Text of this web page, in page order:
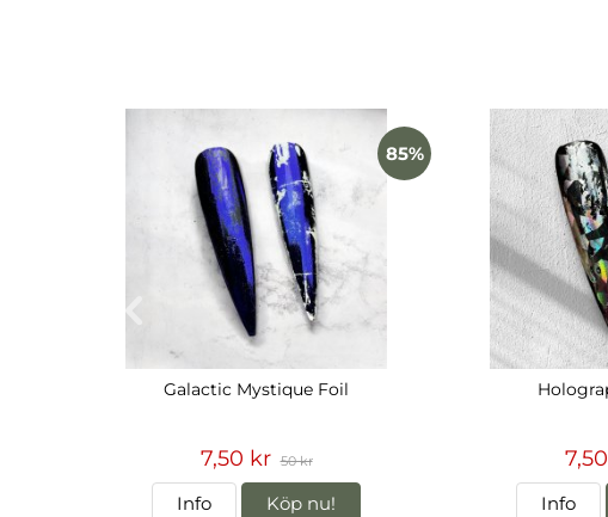
Rosetter, sidenband,
85%
Galactic Mystique Foil
7,50 kr 50 kr
Info Köp nu! Info